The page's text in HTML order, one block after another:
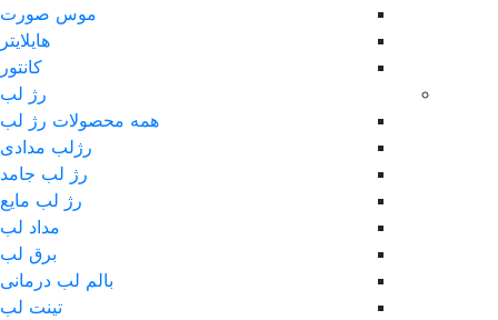
موس صورت
هایلایتر
کانتور
رژ لب
همه محصولات رژ لب
رژلب مدادی
رژ لب جامد
رژ لب مایع
مداد لب
برق لب
بالم لب درمانی
تینت لب